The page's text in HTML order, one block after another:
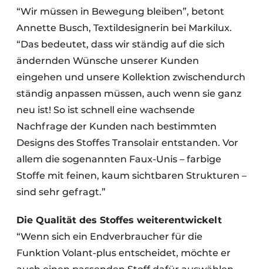
“Wir müssen in Bewegung bleiben”, betont
Annette Busch, Textildesignerin bei Markilux.
“Das bedeutet, dass wir ständig auf die sich
ändernden Wünsche unserer Kunden
eingehen und unsere Kollektion zwischendurch
ständig anpassen müssen, auch wenn sie ganz
neu ist! So ist schnell eine wachsende
Nachfrage der Kunden nach bestimmten
Designs des Stoffes Transolair entstanden. Vor
allem die sogenannten Faux-Unis – farbige
Stoffe mit feinen, kaum sichtbaren Strukturen –
sind sehr gefragt.”
Die Qualität des Stoffes weiterentwickelt
“Wenn sich ein Endverbraucher für die
Funktion Volant-plus entscheidet, möchte er